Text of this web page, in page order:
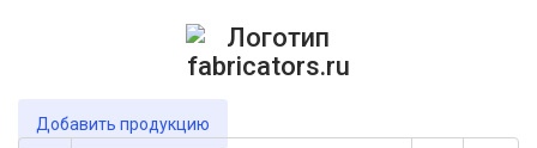
Добавить продукцию